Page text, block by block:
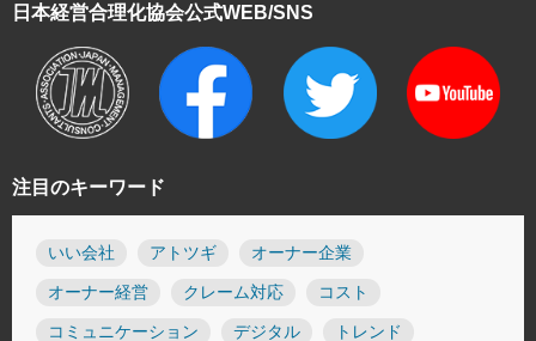
注目のキーワード
いい会社 アトツギ オーナー企業
オーナー経営 クレーム対応 コスト
コミュニケーション デジタル トレンド
日本経営合理化協会公式WEB/SNS